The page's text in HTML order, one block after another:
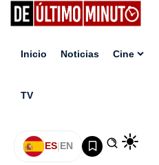
Inicio Noticias Cine
TV
ES|EN